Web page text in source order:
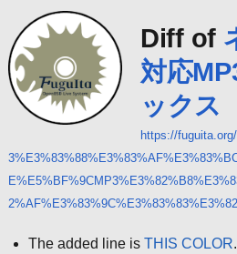
Diff of
対応
ックス
https://
The added line isTHIS COLOR.